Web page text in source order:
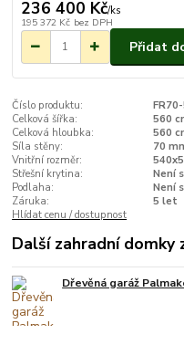
236 400 Kč/ks
195 372 Kč bez DPH
Přidat
Číslo produktu:
Celková šířka:
560
Celková hloubka:
560
Síla stěny:
70
Vnitřní rozměr:
Střešní krytina:
Není
Podlaha:
Není
Záruka:
5 let
Hlídat cenu / dostupnost
Další zahradní domky
Dřevěná garáž